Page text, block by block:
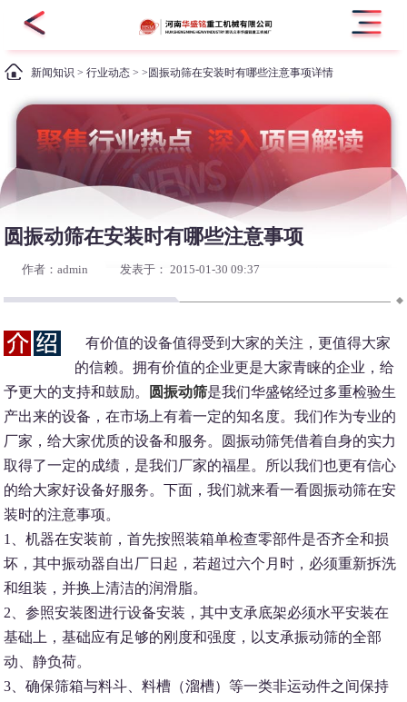
新闻知识 >行业动态 > >圆振动筛在安装时有哪些注意事项详情
圆振动筛在安装时有哪些注意事项
作者：admin 发表于： 2015-01-30 09:37
有价值的设备值得受到大家的关注，更值得大家
的信赖。拥有价值的企业更是大家青睐的企业，给
予更大的支持和鼓励。
圆振动筛是我们华盛铭经过多重检验生
产出来的设备，在市场上有着一定的知名度。我们作为专业的
厂家，给大家优质的设备和服务。圆振动筛凭借着自身的实力
取得了一定的成绩，是我们厂家的福星。所以我们也更有信心
的给大家好设备好服务。下面，我们就来看一看圆振动筛在安
装时的注意事项。
1、机器在安装前，首先按照装箱单检查零部件是否齐全和损
坏，其中振动器自出厂日起，若超过六个月时，必须重新拆洗
和组装，并换上清洁的润滑脂。
2、参照安装图进行设备安装，其中支承底架必须水平安装在
基础上，基础应有足够的刚度和强度，以支承振动筛的全部
动、静负荷。
3、确保筛箱与料斗、料槽（溜槽）等一类非运动件之间保持